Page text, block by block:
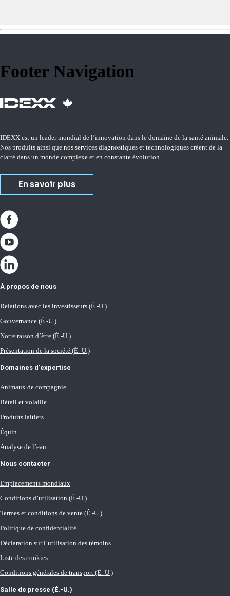
Footer Navigation
IDEXX est un leader mondial de l’innovation dans le domaine de la santé animale.
Nos produits ainsi que nos services diagnostiques et technologiques créent de la
clarté dans un monde complexe et en constante évolution.
En savoir plus
À propos de nous
Relations avec les investisseurs (É.-U.)
Gouvernance (É.-U.)
Notre raison d’être (É.-U.)
Présentation de la société (É.-U.)
Domaines d'expertise
Animaux de compagnie
Bétail et volaille
Produits laitiers
Équin
Analyse de l’eau
Nous contacter
Emplacements mondiaux
Conditions d’utilisation (É.-U.)
Termes et conditions de vente (É.-U.)
Politique de confidentialité
Déclaration sur l’utilisation des témoins
Liste des cookies
Conditions générales de transport (É.-U.)
Salle de presse (É.-U.)